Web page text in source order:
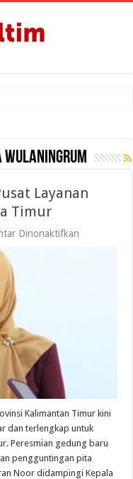
Wulaningrum
Layanan
Timur
Dinonaktifkan
Kalimantan Timur kini
dan terlengkap untuk
Peresmian gedung baru
pengguntingan pita
Noor didampingi Kepala